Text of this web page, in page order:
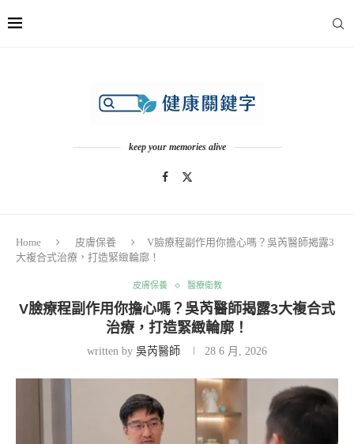
keep your memories alive
Home 皮膚保養
V臉療程副作用你擔心嗎？吳芮醫師揭露3
大複合式治療，打造緊緻輪廓！
皮膚保養 醫療衛教
V臉療程副作用你擔心嗎？吳芮醫師揭露3大複合式
治療，打造緊緻輪廓！
written by 吳芮醫師 28 6 月, 2026